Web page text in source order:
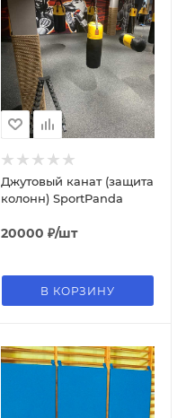
Джутовый канат (защита
колонн) SportPanda
20000 ₽/шт
В КОРЗИНУ